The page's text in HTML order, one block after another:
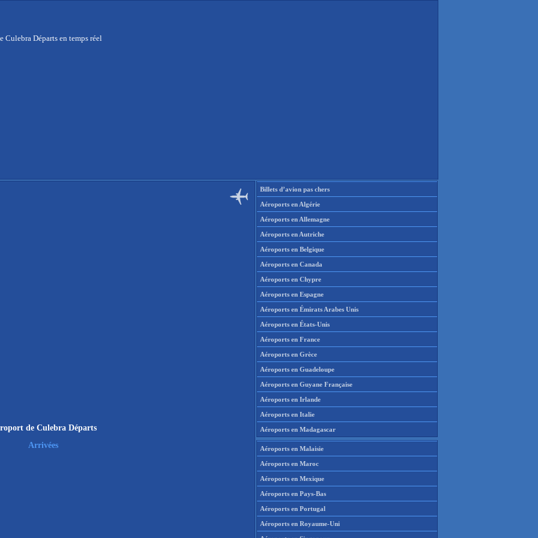
Culebra Départs en temps réel
de Culebra Départs
Arrivées
Billets d’avion pas chers
Aéroports en Algérie
Aéroports en Allemagne
Aéroports en Autriche
Aéroports en Belgique
Aéroports en Canada
Aéroports en Chypre
Aéroports en Espagne
Aéroports en Émirats Arabes Unis
Aéroports en États-Unis
Aéroports en France
Aéroports en Grèce
Aéroports en Guadeloupe
Aéroports en Guyane Française
Aéroports en Irlande
Aéroports en Italie
Aéroports en Madagascar
Aéroports en Malaisie
Aéroports en Maroc
Aéroports en Mexique
Aéroports en Pays-Bas
Aéroports en Portugal
Aéroports en Royaume-Uni